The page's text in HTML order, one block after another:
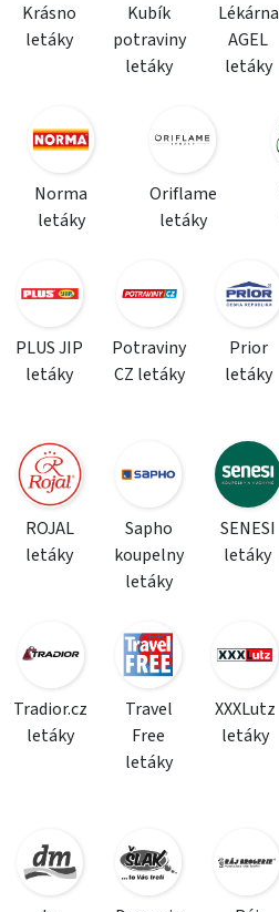
Krásno
letáky
Kubík
potraviny
letáky
Lékárna
AGEL
letáky
Norma
letáky
Oriflame
letáky
PLUS JIP
letáky
Potraviny
CZ letáky
Prior
letáky
ROJAL
letáky
Sapho
koupelny
letáky
SENESI
letáky
Tradior.cz
letáky
Travel
Free
letáky
XXXLutz
letáky